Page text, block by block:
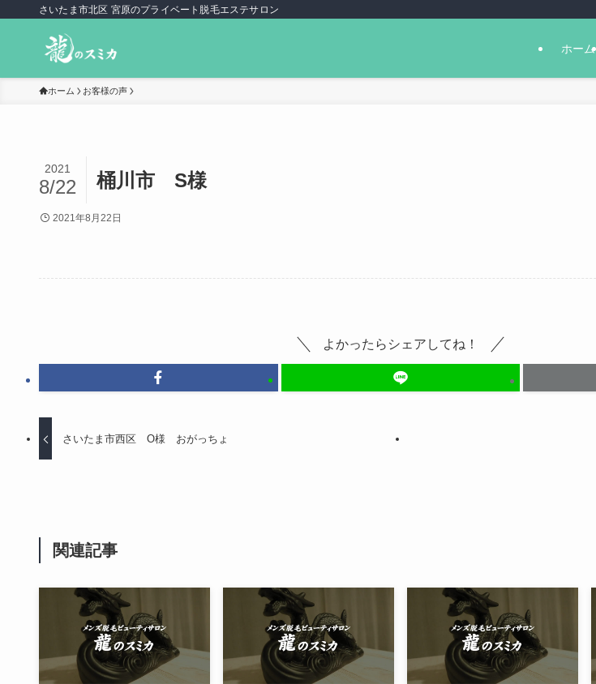
さいたま市北区 宮原のプライベート脱毛エステサロン
ホーム
ホーム お客様の声
桶川市 S様
2021
8/22
2021年8月22日
よかったらシェアしてね！
さいたま市西区 O様 おがっちょ
関連記事